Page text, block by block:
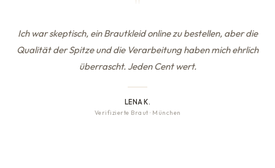
Ich war skeptisch, ein Brautkleid online zu bestellen, aber die
Qualität der Spitze und die Verarbeitung haben mich ehrlich
überrascht. Jeden Cent wert.
LENA K.
Verifizierte Braut · München